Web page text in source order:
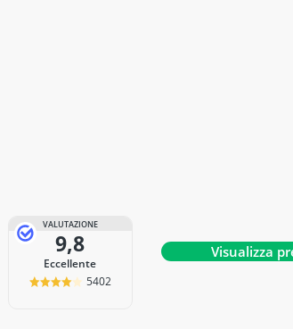
VALUTAZIONE
9,8
Eccellente
5402
Visualizza